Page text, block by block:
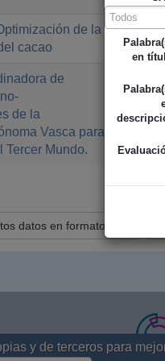
en
de la
cacao
de
de la
Vasca para
Tercer Mundo.
«
datos en formato CSV
y de terceros para